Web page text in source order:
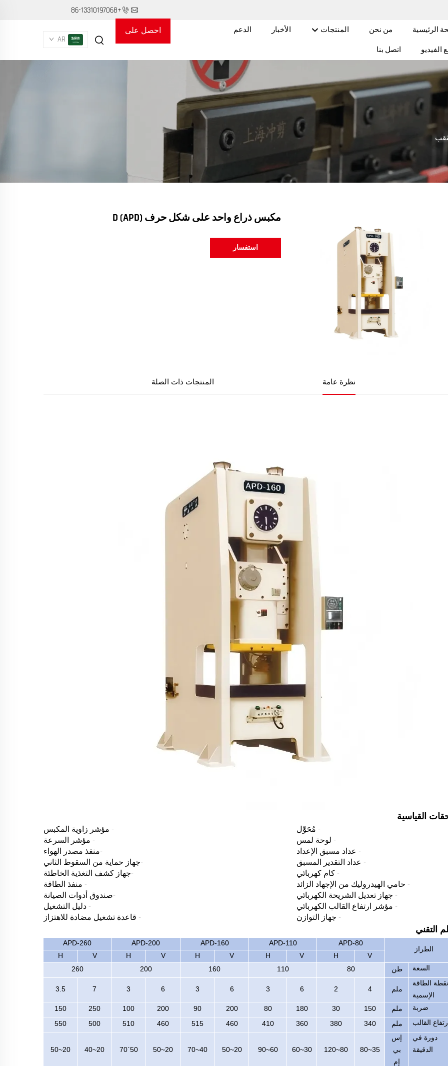
+86-13310197068
الرئيسية من نحن المنتجات الأخبار الدعم
الفيديو اتصل بنا
احصل على
AR
مكبس ذراع واحد على شكل حرف D (APD)
استفسار
نظرة عامة المنتجات ذات الصلة
القياسية
- مُحَوِّل
- مؤشر زاوية المكبس
- لوحة لمس
- مؤشر السرعة
- عداد مسبق الإعداد
-منفذ مصدر الهواء
- عداد التقدير المسبق
-جهاز حماية من السقوط الثاني
- كام كهربائي
-جهاز كشف التغذية الخاطئة
- حامي الهيدروليك من الإجهاد الزائد
- منفذ الطاقة
- جهاز تعديل الشريحة الكهربائي
-صندوق أدوات الصيانة
- مؤشر ارتفاع القالب الكهربائي
- دليل التشغيل
- جهاز التوازن
- قاعدة تشغيل مضادة للاهتزاز
التقني
الطراز
APD-80
APD-110
APD-160
APD-200
APD-260
V
H
V
H
V
H
V
H
V
H
السعة
طن 80
110
160
200
260
الطاقة
الإسمية
ملم 4
2
6
3
6
3
6
3
7
3.5
ضربة ملم 150
30
180
80
200
90
200
100
250
150
القالب
ملم 340
380
360
410
460
515
460
510
500
550
دورة في
الدقيقة
إس
بي
إم
35~80
80~120
30~60
60~90
20~50
40~70
20~50
50`70
20~40
20~50